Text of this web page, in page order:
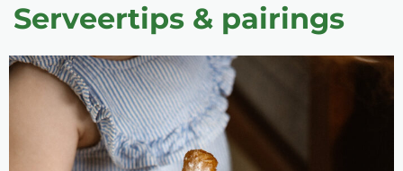
Serveertips & pairings